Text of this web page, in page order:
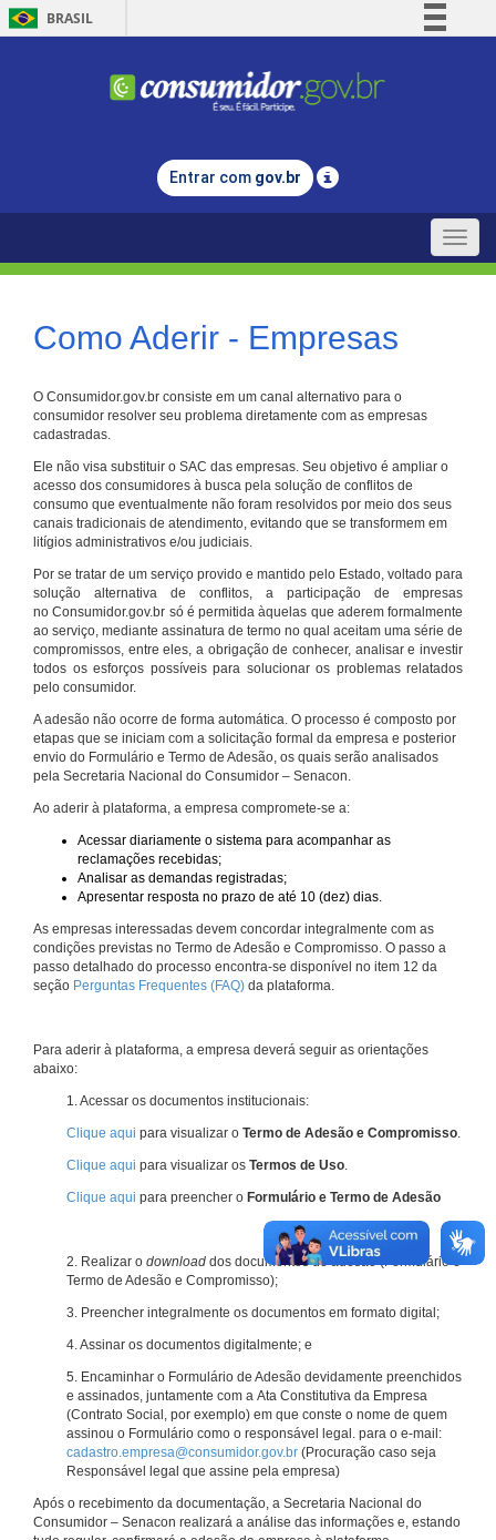
BRASIL
Comunica BR
Legislação
Entrar com gov.br
Toggle
Como Aderir - Empresas
O Consumidor.gov.br consiste em um canal alternativo para o
consumidor resolver seu problema diretamente com as empresas
cadastradas.
Ele não visa substituir o SAC das empresas. Seu objetivo é ampliar o
acesso dos consumidores à busca pela solução de conflitos de
consumo que eventualmente não foram resolvidos por meio dos seus
canais tradicionais de atendimento, evitando que se transformem em
litígios administrativos e/ou judiciais.
Por se tratar de um serviço provido e mantido pelo Estado, voltado para
solução alternativa de conflitos, a participação de empresas
no Consumidor.gov.br só é permitida àquelas que aderem formalmente
ao serviço, mediante assinatura de termo no qual aceitam uma série de
compromissos, entre eles, a obrigação de conhecer, analisar e investir
todos os esforços possíveis para solucionar os problemas relatados
pelo consumidor.
A adesão não ocorre de forma automática. O processo é composto por
etapas que se iniciam com a solicitação formal da empresa e posterior
envio do Formulário e Termo de Adesão, os quais serão analisados
pela Secretaria Nacional do Consumidor – Senacon.
Ao aderir à plataforma, a empresa compromete-se a:
Acessar diariamente o sistema para acompanhar as
reclamações recebidas;
Analisar as demandas registradas;
Apresentar resposta no prazo de até 10 (dez) dias.
As empresas interessadas devem concordar integralmente com as
condições previstas no Termo de Adesão e Compromisso. O passo a
passo detalhado do processo encontra-se disponível no item 12 da
seção Perguntas Frequentes (FAQ) da plataforma.
Para aderir à plataforma, a empresa deverá seguir as orientações
abaixo:
1. Acessar os documentos institucionais:
Clique aqui para visualizar o Termo de Adesão e Compromisso.
Clique aqui para visualizar os Termos de Uso.
Clique aqui para preencher o Formulário e Termo de Adesão
2. Realizar o download dos documentos de adesão (Formulário e
Termo de Adesão e Compromisso);
3. Preencher integralmente os documentos em formato digital;
4. Assinar os documentos digitalmente; e
5. Encaminhar o Formulário de Adesão devidamente preenchidos
e assinados, juntamente com a Ata Constitutiva da Empresa
(Contrato Social, por exemplo) em que conste o nome de quem
assinou o Formulário como o responsável legal. para o e-mail:
cadastro.empresa@consumidor.gov.br (Procuração caso seja
Responsável legal que assine pela empresa)
Após o recebimento da documentação, a Secretaria Nacional do
Consumidor – Senacon realizará a análise das informações e, estando